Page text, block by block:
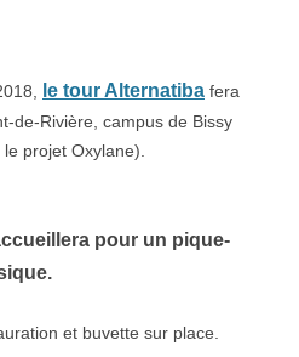
le tour Alternatiba fera
de-Rivière, campus de Bissy
projet Oxylane).
pour un pique-
et buvette sur place.